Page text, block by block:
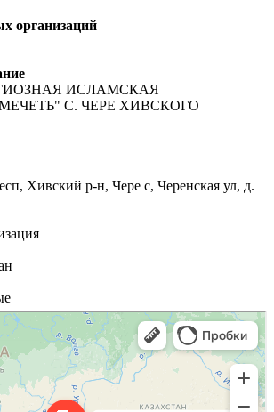
организаций
ИСЛАМСКАЯ
С. ЧЕРЕ ХИВСКОГО
Хивский р-н, Чере с, Черенская ул, д.